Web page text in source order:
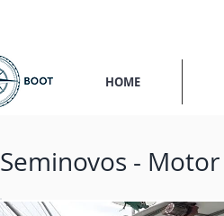
HOME
Seminovos - Motor